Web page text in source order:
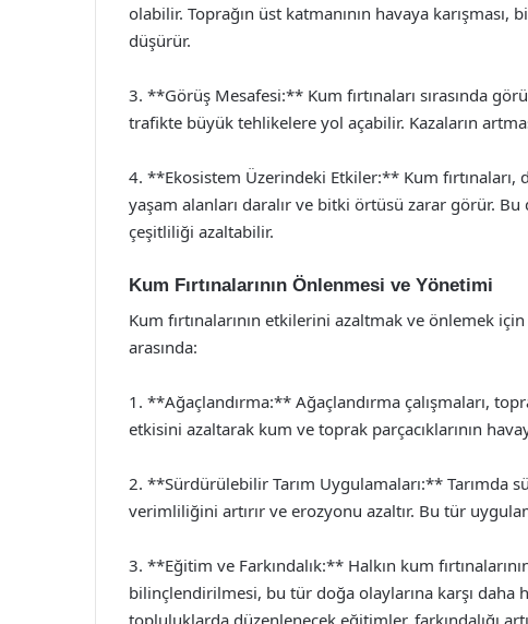
olabilir. Toprağın üst katmanının havaya karışması,
düşürür.
3. **Görüş Mesafesi:** Kum fırtınaları sırasında
trafikte büyük tehlikelere yol açabilir. Kazaların
4. **Ekosistem Üzerindeki Etkiler:** Kum fırtınaları,
yaşam alanları daralır ve bitki örtüsü zarar görür.
çeşitliliği azaltabilir.
Kum Fırtınalarının Önlenmesi ve Yönetimi
Kum fırtınalarının etkilerini azaltmak ve önlemek
arasında:
1. **Ağaçlandırma:** Ağaçlandırma çalışmaları,
etkisini azaltarak kum ve toprak parçacıklarının
2. **Sürdürülebilir Tarım Uygulamaları:** Tarımda
verimliliğini artırır ve erozyonu azaltır. Bu tür
3. **Eğitim ve Farkındalık:** Halkın kum
bilinçlendirilmesi, bu tür doğa olaylarına karşı daha
topluluklarda düzenlenecek eğitimler, farkındalığı